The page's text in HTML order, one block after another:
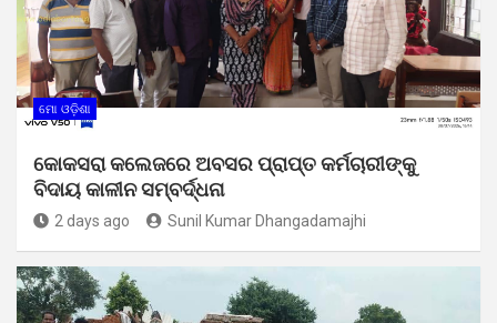
ମୋ ଓଡ଼ିଶା
କୋକସରା କଲେଜରେ ଅବସର ପ୍ରାପ୍ତ କର୍ମଚାରୀଙ୍କୁ
ବିଦାୟ କାଳୀନ ସମ୍ବର୍ଦ୍ଧନା
2 days ago Sunil Kumar Dhangadamajhi